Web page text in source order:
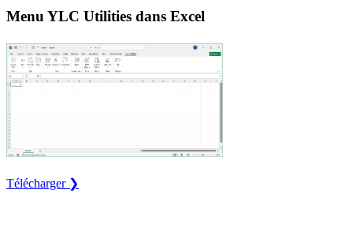
Menu YLC Utilities dans Excel
Télécharger ❯